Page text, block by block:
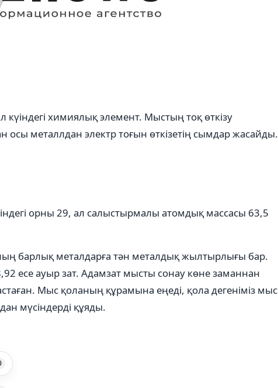
күіндегі химиялық элемент. Мыстың тоқ өткізу
осы металлдан электр тоғын өткізетің сымдар жасайды.
орны 29, ал салыстырмалы атомдық массасы 63,5
барлық металдарға тән металдық жылтырлығы бар.
есе ауыр зат. Адамзат мысты сонау көне заманнан
Мыс қоланың құрамына еңеді, қола дегеніміз мыс
мүсіндерді құяды.